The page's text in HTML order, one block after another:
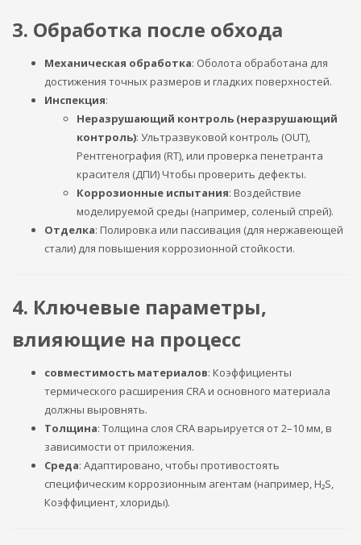
3. Обработка после обхода
Механическая обработка: Оболота обработана для
достижения точных размеров и гладких поверхностей.
Инспекция:
Неразрушающий контроль (неразрушающий
контроль): Ультразвуковой контроль (OUT),
Рентгенография (RT), или проверка пенетранта
красителя (ДПИ) Чтобы проверить дефекты.
Коррозионные испытания: Воздействие
моделируемой среды (например, соленый спрей).
Отделка: Полировка или пассивация (для нержавеющей
стали) для повышения коррозионной стойкости.
4. Ключевые параметры,
влияющие на процесс
совместимость материалов: Коэффициенты
термического расширения CRA и основного материала
должны выровнять.
Толщина: Толщина слоя CRA варьируется от 2–10 мм, в
зависимости от приложения.
Среда: Адаптировано, чтобы противостоять
специфическим коррозионным агентам (например, H₂S,
Коэффициент, хлориды).